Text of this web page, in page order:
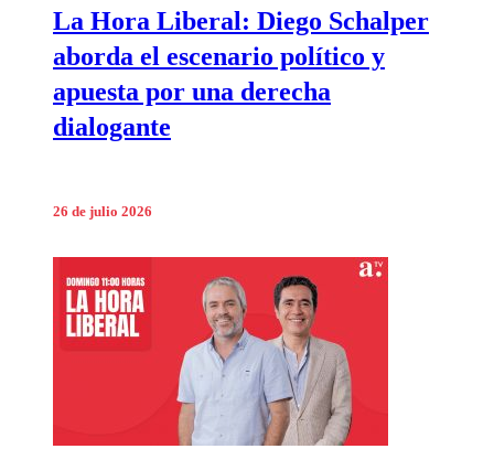
La Hora Liberal: Diego Schalper
aborda el escenario político y
apuesta por una derecha
dialogante
26 de julio 2026